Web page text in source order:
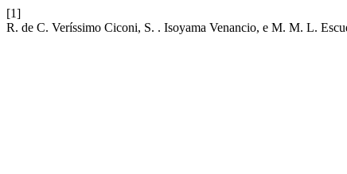
[1]
R. de C. Veríssimo Ciconi, S. . Isoyama Venancio, e M. M. L.